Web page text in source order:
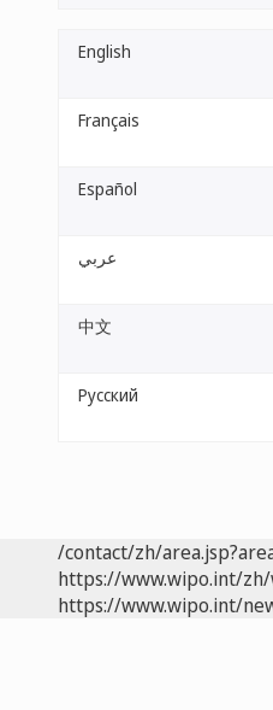
English
Français
Español
عربي
中文
Русский
/contact/zh/
https://www.wipo.int/
https://www.wipo.int/